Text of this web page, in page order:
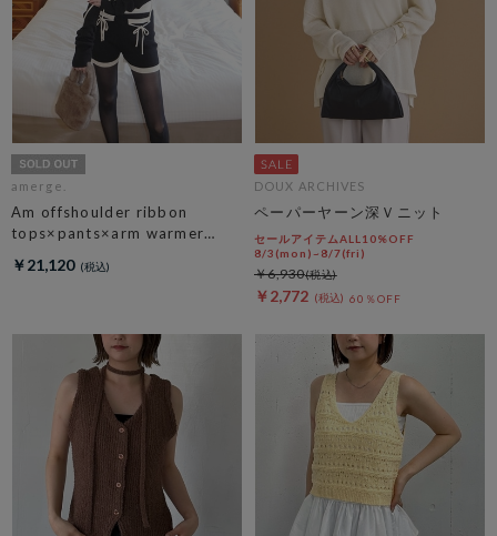
amerge.
Am offshoulder ribbon
tops×pants×arm warmer
￥21,120
DOUX ARCHIVES
ペーパーヤーン深Ｖニット
セールアイテムALL10%OFF
8/3(mon)~8/7(fri)
￥2,772 60％OFF
￥6,930